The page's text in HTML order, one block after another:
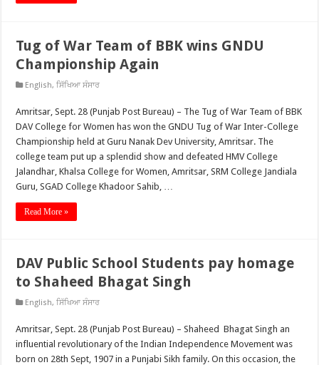
Tug of War Team of BBK wins GNDU
Championship Again
English,ਸਿੱਖਿਆ ਸੰਸਾਰ
Amritsar, Sept. 28 (Punjab Post Bureau) – The Tug of War Team of BBK
DAV College for Women has won the GNDU Tug of War Inter-College
Championship held at Guru Nanak Dev University, Amritsar. The
college team put up a splendid show and defeated HMV College
Jalandhar, Khalsa College for Women, Amritsar, SRM College Jandiala
Guru, SGAD College Khadoor Sahib, …
Read More »
DAV Public School Students pay homage
to Shaheed Bhagat Singh
English,ਸਿੱਖਿਆ ਸੰਸਾਰ
Amritsar, Sept. 28 (Punjab Post Bureau) – Shaheed Bhagat Singh an
influential revolutionary of the Indian Independence Movement was
born on 28th Sept, 1907 in a Punjabi Sikh family. On this occasion, the